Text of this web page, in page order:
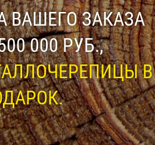
ВАШЕГО ЗАКАЗА
000 РУБ.,
В